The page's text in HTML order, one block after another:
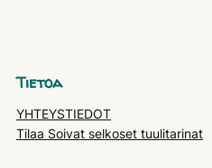
Tietoa
YHTEYSTIEDOT
Tilaa Soivat selkoset tuulitarinat